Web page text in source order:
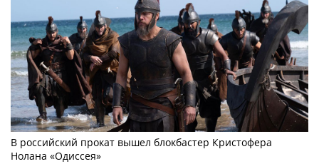
В российский прокат вышел блокбастер Кристофера
Нолана «Одиссея»